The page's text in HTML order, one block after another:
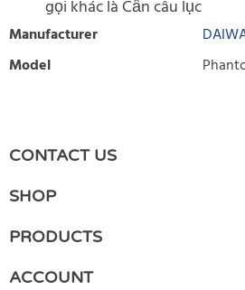
gọi khác là Cần câu lục
Manufacturer
Model
There are currently no product
review
CONTACT US
SHOP
PRODUCTS
ACCOUNT